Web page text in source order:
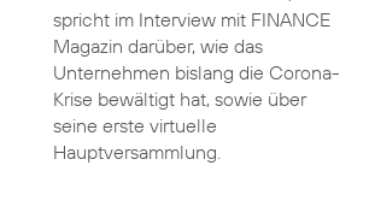
spricht im Interview mit FINANCE
Magazin darüber, wie das
Unternehmen bislang die Corona-
Krise bewältigt hat, sowie über
seine erste virtuelle
Hauptversammlung.